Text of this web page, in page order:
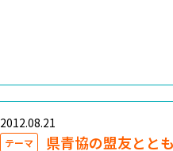
2012.08.21
テーマ 県青協の盟友とと